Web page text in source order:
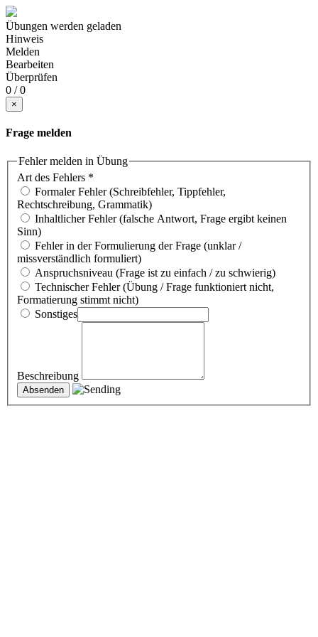
Übungen werden geladen
Hinweis
Melden
Bearbeiten
Überprüfen
0 / 0
×
Frage melden
Fehler melden in Übung
Art des Fehlers *
Formaler Fehler (Schreibfehler, Tippfehler,
Rechtschreibung, Grammatik)
Inhaltlicher Fehler (falsche Antwort, Frage ergibt keinen
Sinn)
Fehler in der Formulierung der Frage (unklar /
missverständlich formuliert)
Anspruchsniveau (Frage ist zu einfach / zu schwierig)
Technischer Fehler (Übung / Frage funktioniert nicht,
Formatierung stimmt nicht)
Sonstiges
Beschreibung